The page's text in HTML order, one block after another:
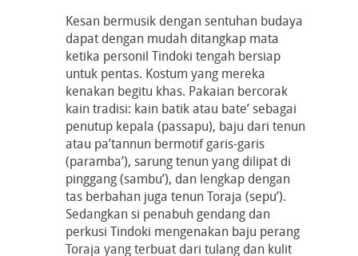
Kesan bermusik dengan sentuhan budaya
dapat dengan mudah ditangkap mata
ketika personil Tindoki tengah bersiap
untuk pentas. Kostum yang mereka
kenakan begitu khas. Pakaian bercorak
kain tradisi: kain batik atau bate’ sebagai
penutup kepala (passapu), baju dari tenun
atau pa’tannun bermotif garis-garis
(paramba’), sarung tenun yang dilipat di
pinggang (sambu’), dan lengkap dengan
tas berbahan juga tenun Toraja (sepu’).
Sedangkan si penabuh gendang dan
perkusi Tindoki mengenakan baju perang
Toraja yang terbuat dari tulang dan kulit